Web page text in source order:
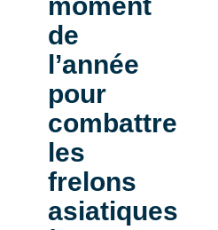
moment
de
l’année
pour
combattre
les
frelons
asiatiques